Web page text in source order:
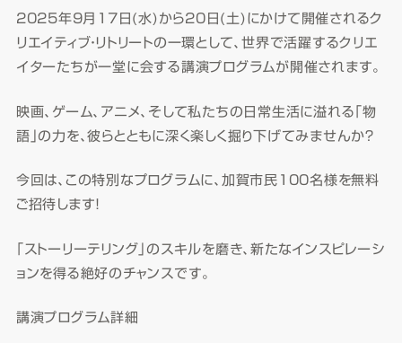
2025年9月17日(水)から20日(土)にかけて開催されるク
リエイティブ・リトリートの一環として、世界で活躍するクリエ
イターたちが一堂に会する講演プログラムが開催されます。
映画、ゲーム、アニメ、そして私たちの日常生活に溢れる「物
語」の力を、彼らとともに深く楽しく掘り下げてみませんか？
今回は、この特別なプログラムに、加賀市民100名様を無料
ご招待します！
「ストーリーテリング」のスキルを磨き、新たなインスピレーシ
ョンを得る絶好のチャンスです。
講演プログラム詳細